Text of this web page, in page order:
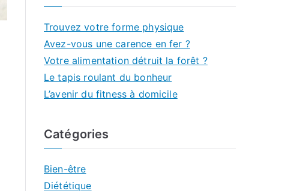
Trouvez votre forme physique
Avez-vous une carence en fer ?
Votre alimentation détruit la forêt ?
Le tapis roulant du bonheur
L’avenir du fitness à domicile
Catégories
Bien-être
Diététique